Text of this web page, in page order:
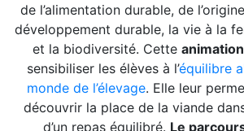
de l’alimentation durable, de
développement durable, la vie à la
et la biodiversité. Cette animation
sensibiliser les élèves à l’équilibre
monde de l’élevage. Elle leur
découvrir la place de la viande
d’un repas équilibré. Le